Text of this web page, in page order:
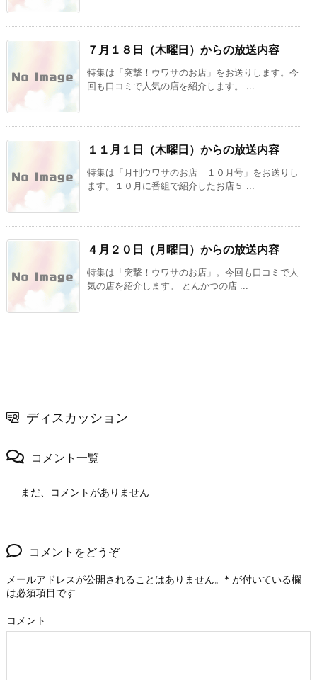
７月１８日（木曜日）からの放送内容
特集は「突撃！ウワサのお店」をお送りします。今
回も口コミで人気の店を紹介します。 ...
１１月１日（木曜日）からの放送内容
特集は「月刊ウワサのお店 １０月号」をお送りし
ます。１０月に番組で紹介したお店５ ...
４月２０日（月曜日）からの放送内容
特集は「突撃！ウワサのお店」。今回も口コミで人
気の店を紹介します。 とんかつの店 ...
ディスカッション
コメント一覧
まだ、コメントがありません
コメントをどうぞ
メールアドレスが公開されることはありません。 * が付いている欄
は必須項目です
コメント